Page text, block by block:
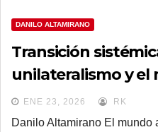
DANILO ALTAMIRANO
Transición
unilateralismo y
ENE 23, 2026 RK
Danilo Altamirano El mundo